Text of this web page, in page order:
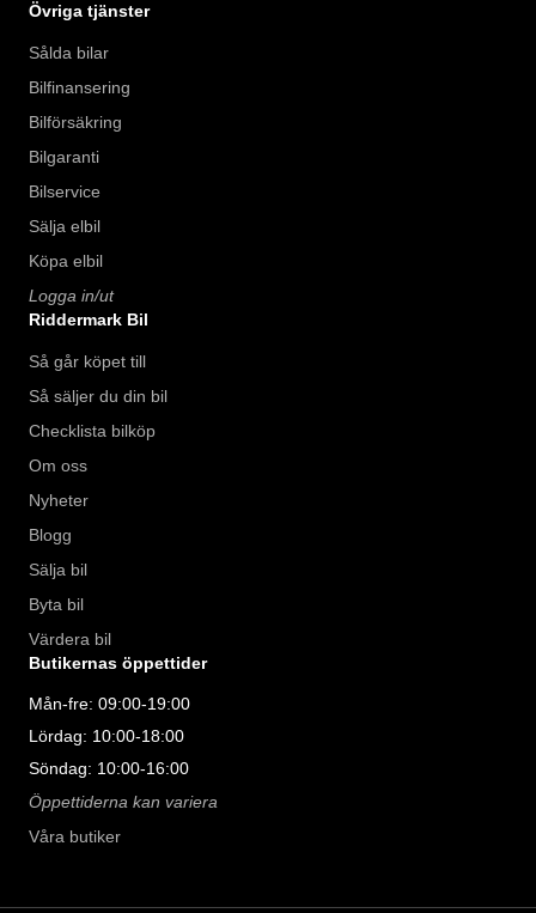
Övriga tjänster
Sålda bilar
Bilfinansering
Bilförsäkring
Bilgaranti
Bilservice
Sälja elbil
Köpa elbil
Logga in/ut
Riddermark Bil
Så går köpet till
Så säljer du din bil
Checklista bilköp
Om oss
Nyheter
Blogg
Sälja bil
Byta bil
Värdera bil
Butikernas öppettider
Mån-fre: 09:00-19:00
Lördag: 10:00-18:00
Söndag: 10:00-16:00
Öppettiderna kan variera
Våra butiker